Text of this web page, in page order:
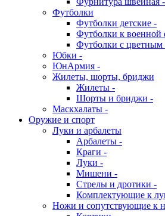
Футболки
Футболки детские -
Футболки к военной
Футболки с цветным
Юбки -
ЮнАрмия -
Жилеты, шорты, бриджи
Жилеты -
Шорты и бриджи -
Маскхалаты -
Оружие и спорт
Луки и арбалеты
Арбалеты -
Краги -
Луки -
Мишени -
Стрелы и дротики -
Комплектующие к
Ножи и сопутствующие к